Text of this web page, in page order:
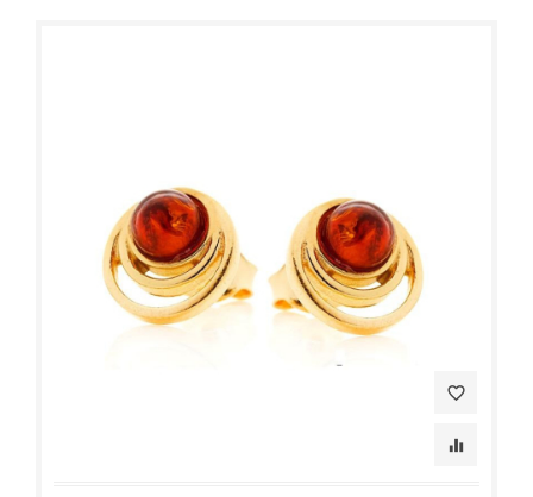
favorite_border
equalizer